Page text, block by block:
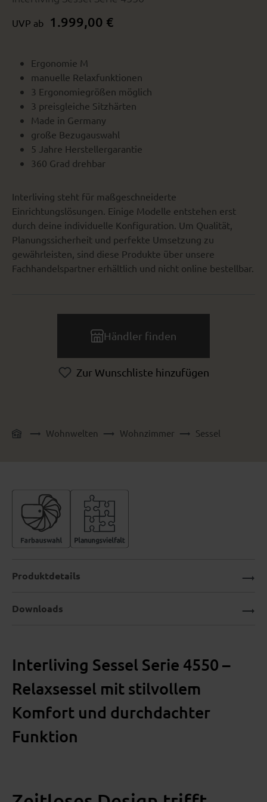
UVP ab 1.999,00 €
Ergonomie M
manuelle Relaxfunktionen
3 Ergonomiegrößen möglich
3 preisgleiche Sitzhärten
Made in Germany
große Bezugauswahl
5 Jahre Herstellergarantie
360 Grad drehbar
Interliving steht für maßgeschneiderte
Einrichtungslösungen. Einige Modelle entstehen erst
durch deine individuelle Konfiguration. Um Qualität,
Planungssicherheit und perfekte Umsetzung zu
gewährleisten, sind diese Produkte über unsere
Fachhandelspartner erhältlich und nicht online bestellbar.
Händler finden
Zur Wunschliste hinzufügen
Wohnwelten Wohnzimmer Sessel
Interliving Sessel Serie 4550 –
Relaxsessel mit stilvollem
Komfort und durchdachter
Funktion
Produktdetails
Downloads